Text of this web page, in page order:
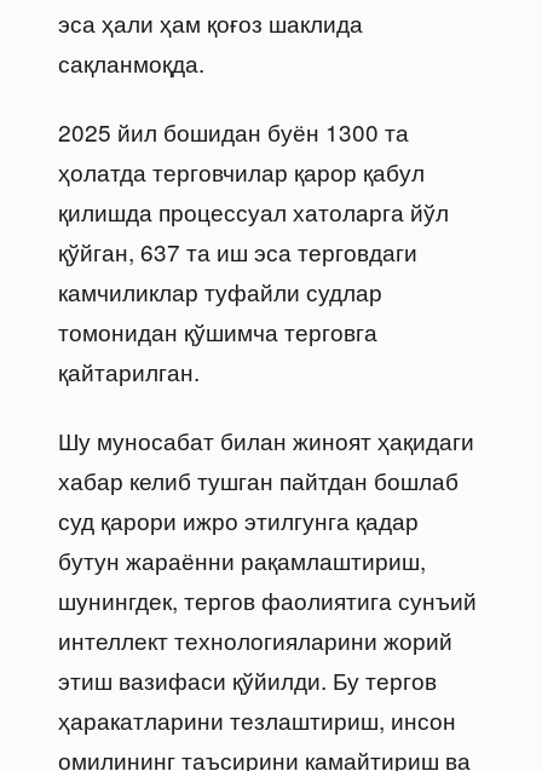
эса ҳали ҳам қоғоз шаклида
сақланмоқда.
2025 йил бошидан буён 1300 та
ҳолатда терговчилар қарор қабул
қилишда процессуал хатоларга йўл
қўйган, 637 та иш эса терговдаги
камчиликлар туфайли судлар
томонидан қўшимча терговга
қайтарилган.
Шу муносабат билан жиноят ҳақидаги
хабар келиб тушган пайтдан бошлаб
суд қарори ижро этилгунга қадар
бутун жараённи рақамлаштириш,
шунингдек, тергов фаолиятига сунъий
интеллект технологияларини жорий
этиш вазифаси қўйилди. Бу тергов
ҳаракатларини тезлаштириш, инсон
омилининг таъсирини камайтириш ва